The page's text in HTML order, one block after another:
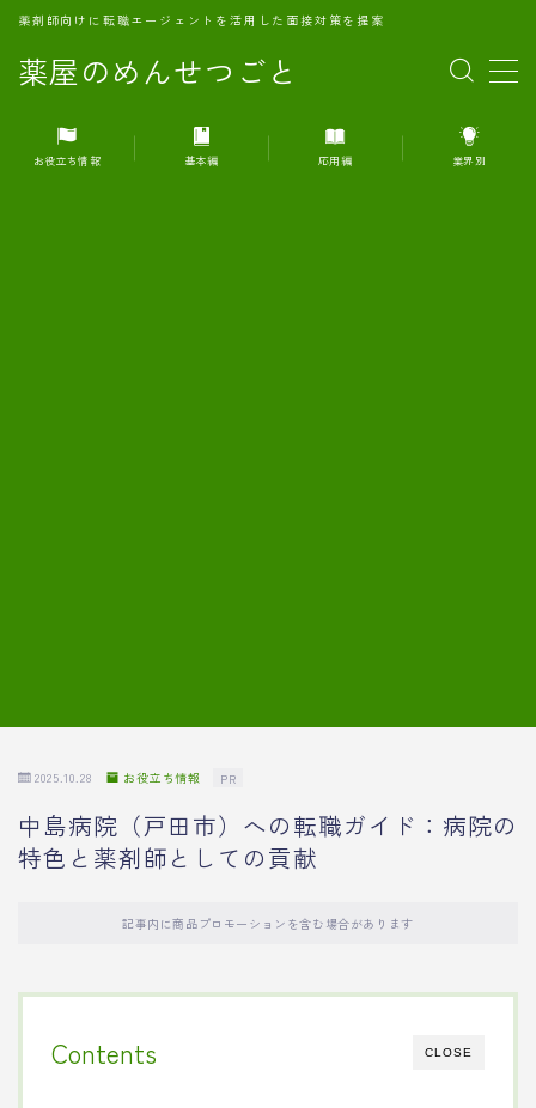
薬屋のめんせつごと
薬剤師向けに転職エージェントを活用した面接対策を提案
MENU
1.転職エージェントとは何か？
お役立ち情報 基本編 応用編 業界別
2025.10.28 お役立ち情報 PR
中島病院（戸田市）への転職ガイド：病院の
特色と薬剤師としての貢献
記事内に商品プロモーションを含む場合があります
CLOSE
Contents